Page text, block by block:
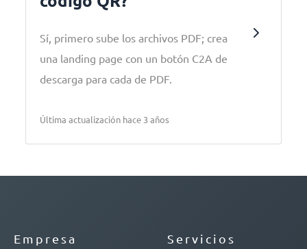
Sí, primero sube los archivos PDF; crea
una landing page con un botón C2A de
descarga para cada de PDF.
Última actualización hace 3 años
Empresa Servicios